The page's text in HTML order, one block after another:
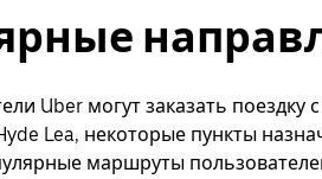
Uber могут заказать
Lea, некоторые пункты
маршруты